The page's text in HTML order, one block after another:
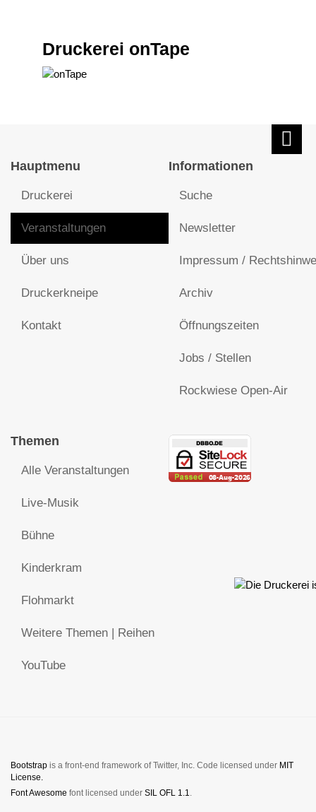
Druckerei onTape
Hauptmenu
Druckerei
Veranstaltungen
Über uns
Druckerkneipe
Kontakt
Informationen
Suche
Newsletter
Impressum /
Archiv
Öffnungszeiten
Jobs / Stellen
Rockwiese Open-Air
Themen
Alle Veranstaltungen
Live-Musik
Bühne
Kinderkram
Flohmarkt
Weitere Themen | Reihen
YouTube
Bootstrap is a front-end framework of Twitter, Inc. Code licensed under MIT
License.
Font Awesome font licensed under SIL OFL 1.1